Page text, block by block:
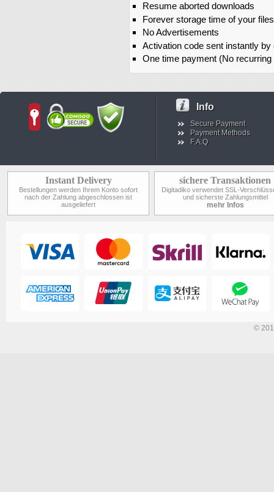
Resume aborted downloads
Forever storage time of your files
No Advertisements
Activation code sent instantly by
One time payment (No
Info
Secure Payment
Payment Methods
F.A.Q
Instant Delivery
Bestellungen werden Ihrem Konto sofort
nach der Zahlung abgeschlossen ist
ausgeliefert
sichere Transaktionen
Digitadiko verwendet SSL-
und sicherste Zahlungsmittel
mehr Infos
©